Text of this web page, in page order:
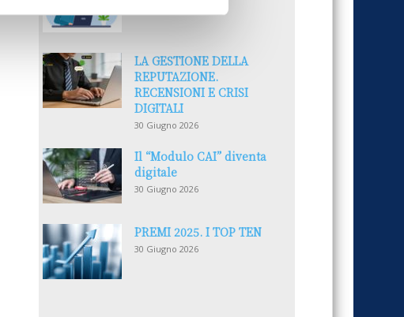
LA GESTIONE DELLA
REPUTAZIONE.
RECENSIONI E CRISI
DIGITALI
30 Giugno 2026
Il “Modulo CAI” diventa
digitale
30 Giugno 2026
PREMI 2025. I TOP TEN
30 Giugno 2026